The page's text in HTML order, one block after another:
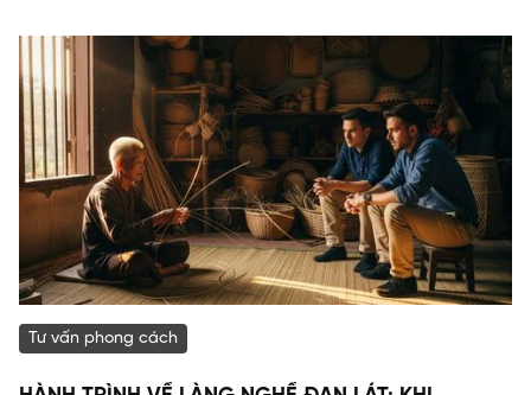
Tư vấn phong cách